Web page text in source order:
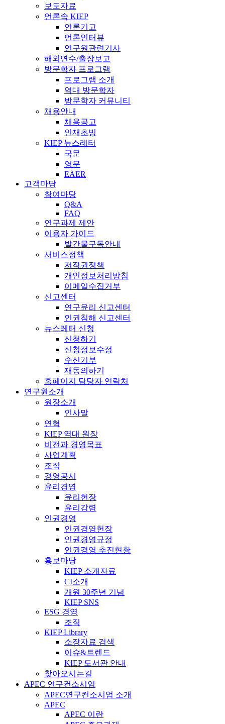
보도자료
언론속 KIEP
언론기고
언론인터뷰
연구원관련기사
해외연수/출장보고
방문학자 프로그램
프로그램 소개
역대 방문학자
방문학자 커뮤니티
채용안내
채용공고
인재초빙
KIEP 뉴스레터
국문
영문
EAER
고객마당
참여마당
Q&A
FAQ
연구과제 제안
이용자 가이드
발간물구독안내
서비스정책
저작권정책
개인정보처리방침
이메일수집거부
신고센터
연구윤리 신고센터
인권침해 신고센터
뉴스레터 신청
신청하기
신청정보수정
수신거부
재동의하기
홈페이지 담당자 연락처
연구원소개
원장소개
인사말
연혁
KIEP 역대 원장
비전과 경영목표
사업계획
조직
경영공시
윤리경영
윤리헌장
윤리강령
인권경영
인권경영헌장
인권경영규정
인권경영 추진현황
홍보마당
KIEP 소개자료
CI소개
개원 30주년 기념
KIEP SNS
ESG 경영
조직
KIEP Library
소장자료 검색
이슈&트렌드
KIEP 도서관 안내
찾아오시는길
APEC 연구컨소시엄
APEC연구컨소시엄 소개
APEC
APEC 이란